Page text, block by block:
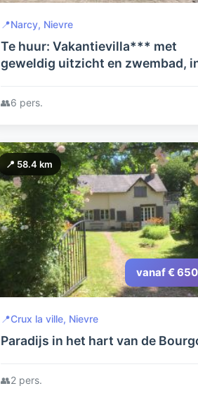
📍Narcy, Nievre
Te huur: Vakantievilla*** met
geweldig uitzicht en zwembad,
👥6 pers.
📍 58.4 km
vanaf € 650
📍Crux la ville, Nievre
Paradijs in het hart van de
👥2 pers.